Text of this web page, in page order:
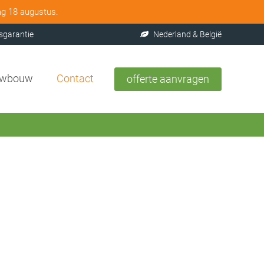
18 augustus.
Nederland & België
Contact offerte aanvragen